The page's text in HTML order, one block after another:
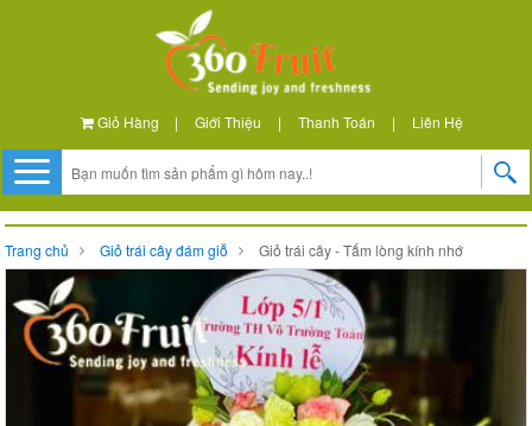
Giỏ Hàng | Giới Thiệu | Thanh Toán | Liên Hệ
Trang chủ Giỏ trái cây đám giỗ Giỏ trái cây - Tấm lòng kính nhớ